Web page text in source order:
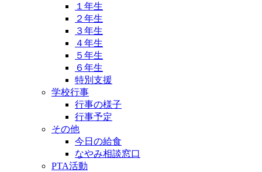
１年生
２年生
３年生
４年生
５年生
６年生
特別支援
学校行事
行事の様子
行事予定
その他
今日の給食
なやみ相談窓口
PTA活動